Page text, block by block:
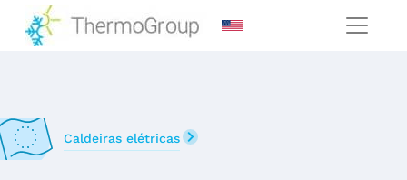
Caldeiras elétricas